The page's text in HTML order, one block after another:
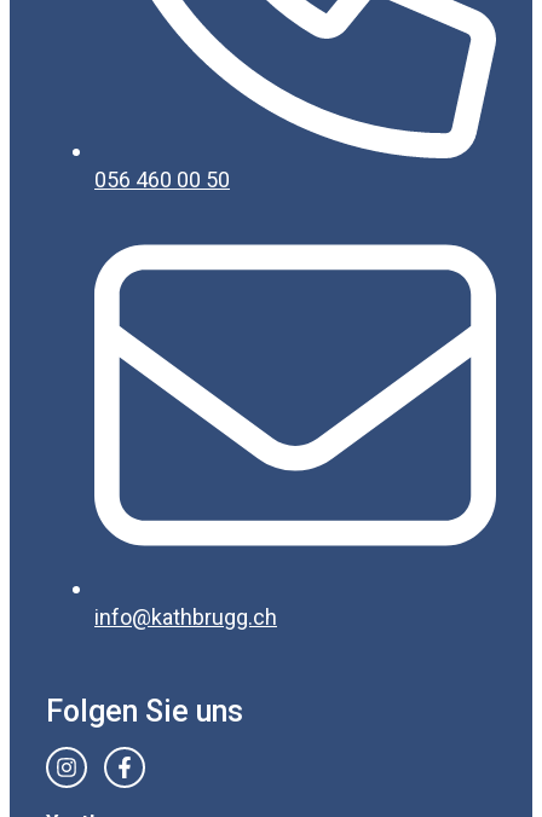
056 460 00 50
info@kathbrugg.ch
Folgen Sie uns